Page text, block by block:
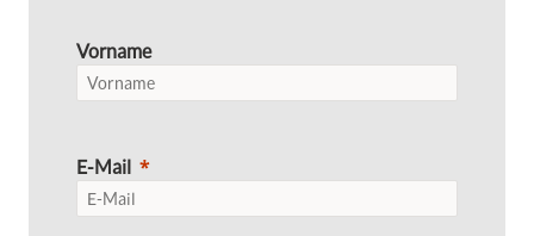
Vorname
E-Mail